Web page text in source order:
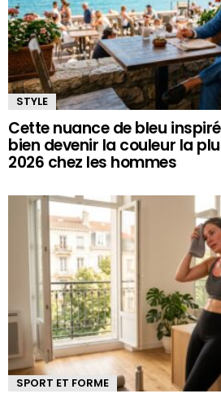
STYLE
Cette nuance de bleu
bien devenir la couleur la
2026 chez les hommes
SPORT ET FORME